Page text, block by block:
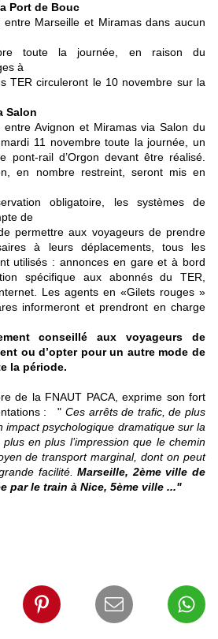
Port de Bouc
Marseille et Miramas dans aucun
toute la journée, en raison du
à
TER circuleront le 10 novembre sur la
Salon
Avignon et Miramas via Salon du
11 novembre toute la journée, un
pont-rail d’Orgon devant être réalisé.
en nombre restreint, seront mis en
obligatoire, les systèmes de
de
permettre aux voyageurs de prendre
à leurs déplacements, tous les
utilisés : annonces en gare et à bord
spécifique aux abonnés du TER,
Les agents en «Gilets rouges »
informeront et prendront en charge
conseillé aux voyageurs de
ou d’opter pour un autre mode de
la période.
de la FNAUT PACA, exprime son fort
: " Ces arrêts de trafic, de plus
impact psychologique dramatique sur la
en plus l’impression que le chemin
de transport marginal, dont on peut
facilité.Marseille, 2ème ville de
par le train à Nice, 5ème ville ..."